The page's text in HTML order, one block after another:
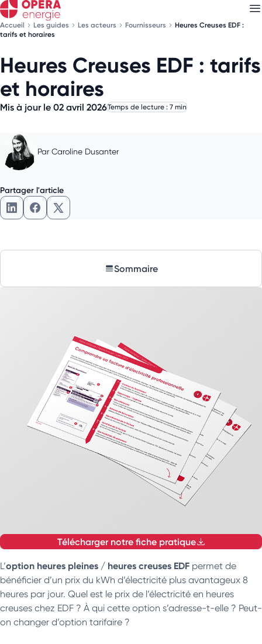
Accueil Les guides Les acteurs Fournisseurs
Heures Creuses EDF :
tarifs et horaires
Heures Creuses EDF : tarifs
et horaires
Mis à jour le 02 avril 2026Temps de lecture : 7 min
Par Caroline Dusanter
Partager l'article
Partager l'article sur LinkedIn
Partager l'article sur Facebook
Partager l'article sur X
Sommaire
Télécharger notre fiche pratique
L’option heures pleines / heures creuses EDF permet de
bénéficier d’un prix du kWh d’électricité plus avantageux 8
heures par jour. Quel est le prix de l’électricité en heures
creuses chez EDF ? À qui cette option s’adresse-t-elle ? Peut-
on changer d’option tarifaire ?
Découvrez nosnewsletters
Choisissez les newsletters qui vous intéressent